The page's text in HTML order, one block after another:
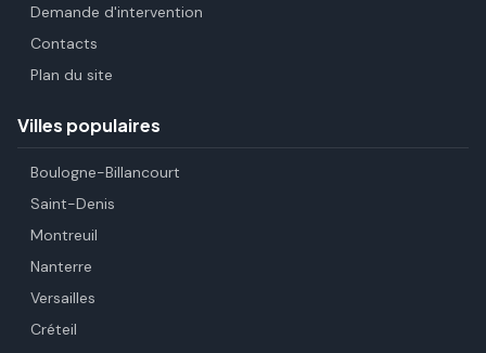
Demande d'intervention
Contacts
Plan du site
Villes populaires
Boulogne-Billancourt
Saint-Denis
Montreuil
Nanterre
Versailles
Créteil